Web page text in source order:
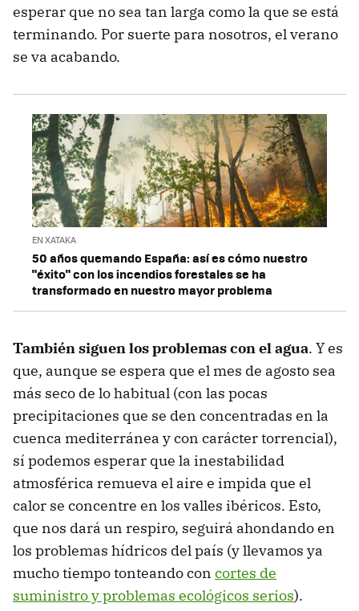
esperar que no sea tan larga como la que se está
terminando. Por suerte para nosotros, el verano
se va acabando.
EN XATAKA
50 años quemando España: así es cómo nuestro
"éxito" con los incendios forestales se ha
transformado en nuestro mayor problema
También siguen los problemas con el agua. Y es
que, aunque se espera que el mes de agosto sea
más seco de lo habitual (con las pocas
precipitaciones que se den concentradas en la
cuenca mediterránea y con carácter torrencial),
sí podemos esperar que la inestabilidad
atmosférica remueva el aire e impida que el
calor se concentre en los valles ibéricos. Esto,
que nos dará un respiro, seguirá ahondando en
los problemas hídricos del país (y llevamos ya
mucho tiempo tonteando con cortes de
suministro y problemas ecológicos serios).